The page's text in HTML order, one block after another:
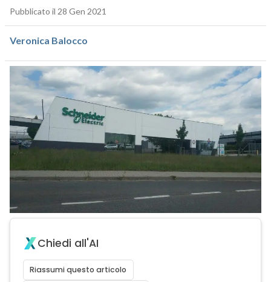
Pubblicato il 28 Gen 2021
Veronica Balocco
Chiedi all'AI
Riassumi questo articolo